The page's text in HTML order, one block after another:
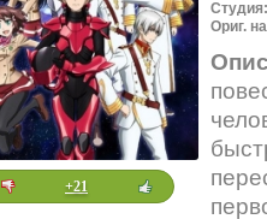
+21
Ориг.